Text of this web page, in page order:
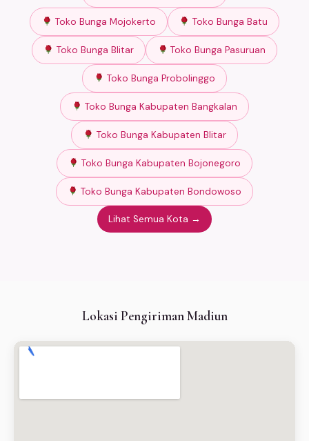
Toko Bunga Mojokerto Toko Bunga Batu
Toko Bunga Blitar Toko Bunga Pasuruan
Toko Bunga Probolinggo
Toko Bunga Kabupaten Bangkalan
Toko Bunga Kabupaten Blitar
Toko Bunga Kabupaten Bojonegoro
Toko Bunga Kabupaten Bondowoso
Lihat Semua Kota →
Lokasi Pengiriman Madiun